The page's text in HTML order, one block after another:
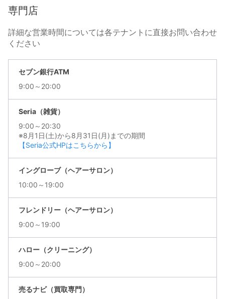
専門店
詳細な営業時間については各テナントに直接お問い合わせ
ください
セブン銀行ATM
9:00～20:00
Seria（雑貨）
9:00～20:30
※8月1日(土)から8月31日(月)までの期間
【Seria公式HPはこちらから】
イングローブ（ヘアーサロン）
10:00～19:00
フレンドリー（ヘアーサロン）
9:00～19:00
ハロー（クリーニング）
9:00～20:00
売るナビ（買取専門）